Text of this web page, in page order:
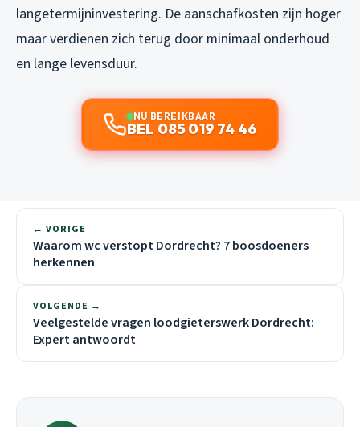
langetermijninvestering. De aanschafkosten zijn hoger
maar verdienen zich terug door minimaal onderhoud
en lange levensduur.
NU BEREIKBAAR
BEL 085 019 74 46
← VORIGE
Waarom wc verstopt Dordrecht? 7 boosdoeners
herkennen
VOLGENDE →
Veelgestelde vragen loodgieterswerk Dordrecht:
Expert antwoordt